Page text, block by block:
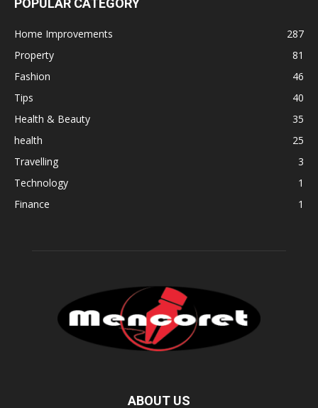
POPULAR CATEGORY
Home Improvements
287
Property
81
Fashion
46
Tips
40
Health & Beauty
35
health
25
Travelling
3
Technology
1
Finance
1
ABOUT US